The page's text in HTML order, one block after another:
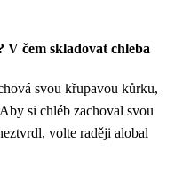
V čem skladovat chleba
svou křupavou kůrku,
si chléb zachoval svou
volte raději alobal